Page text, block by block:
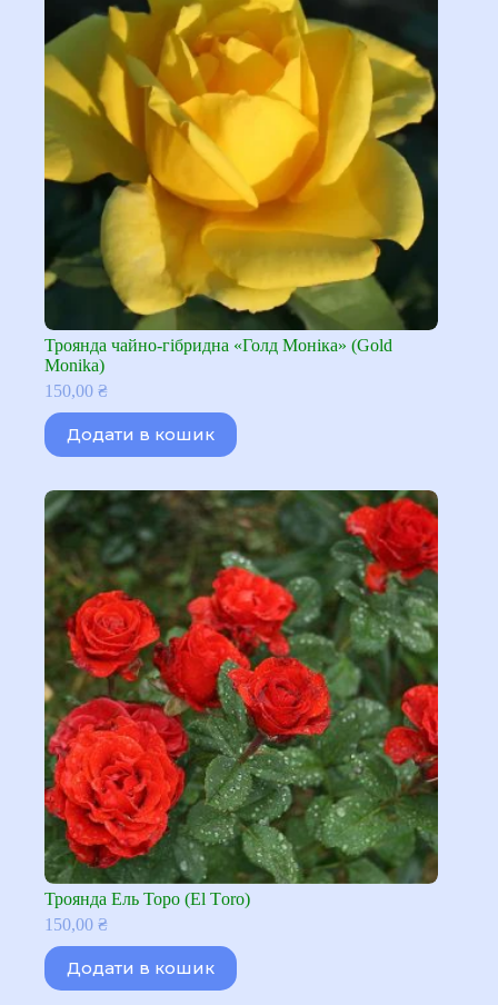
Троянда чайно-гібридна «Голд Моніка» (Gold
Monika)
150,00 ₴
Додати в кошик
Троянда Ель Торо (El Тoro)
150,00 ₴
Додати в кошик